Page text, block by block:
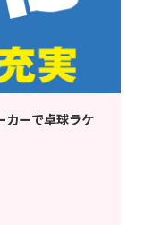
カーで卓球ラケ